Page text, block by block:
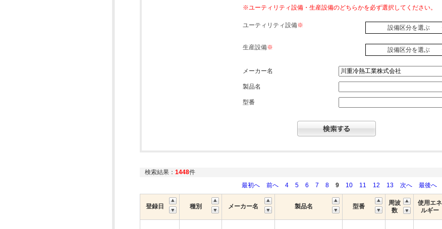
※ユーティリティ設備・生産設備のどちらかを必ず選択してください。
ユーティリティ設備※ 設備区分を選ぶ
生産設備※ 設備区分を選ぶ
メーカー名
製品名
型番
検索結果： 1448件
最初へ
前へ 4 5 6 7 8 9 10 11 12 13 次へ 最後へ
登録日 種別 メーカー名 製品名 型番
周波
数
使用エネ
ルギー